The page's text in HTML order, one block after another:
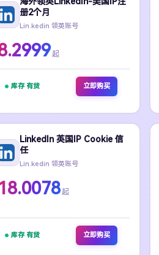
册2个月
Lin.kedin 领英账号
起
库存 有货 立即购买
LinkedIn 英国IP Cookie 信
任
Lin.kedin 领英账号
起
库存 有货 立即购买